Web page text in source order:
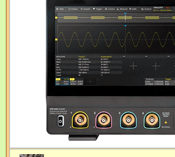
а
ц
и
я
п
о
л
ь
з
а
т
е
л
я
u